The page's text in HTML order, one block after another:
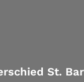
St.